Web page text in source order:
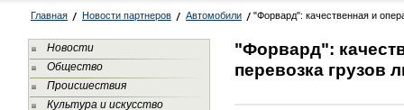
Главная Новости партнеров Автомобили "Форвард": качественная и
Новости
Общество
Происшествия
Культура и искусство
"Форвард":
перевозка грузов